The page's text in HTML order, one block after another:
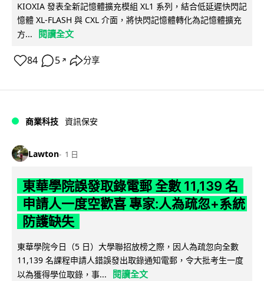
KIOXIA 發表全新記憶體擴充模組 XL1 系列，結合低延遲快閃記
憶體 XL-FLASH 與 CXL 介面，將快閃記憶體轉化為記憶體擴充
方...
閱讀全文
84 5 ↗ 分享
商業科技 資訊保安
Lawton 1 日
東華學院誤發取錄電郵 全數 11,139 名
申請人一度空歡喜 專家:人為疏忽+系統
防護缺失
東華學院今日（5 日）大學聯招放榜之際，因人為疏忽向全數
11,139 名課程申請人錯誤發出取錄通知電郵，令大批考生一度
以為獲得學位取錄，事...
閱讀全文